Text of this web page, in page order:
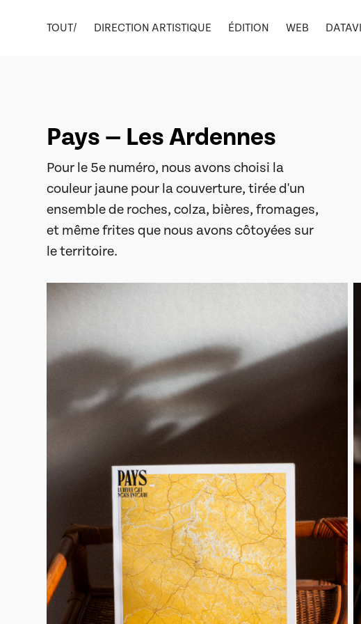
TOUT/ DIRECTION ARTISTIQUE ÉDITION WEB
Pays — Les Ardennes
Pour le 5e numéro, nous avons choisi la
couleur jaune pour la couverture, tirée d'un
ensemble de roches, colza, bières, fromages,
et même frites que nous avons côtoyées sur
le territoire.